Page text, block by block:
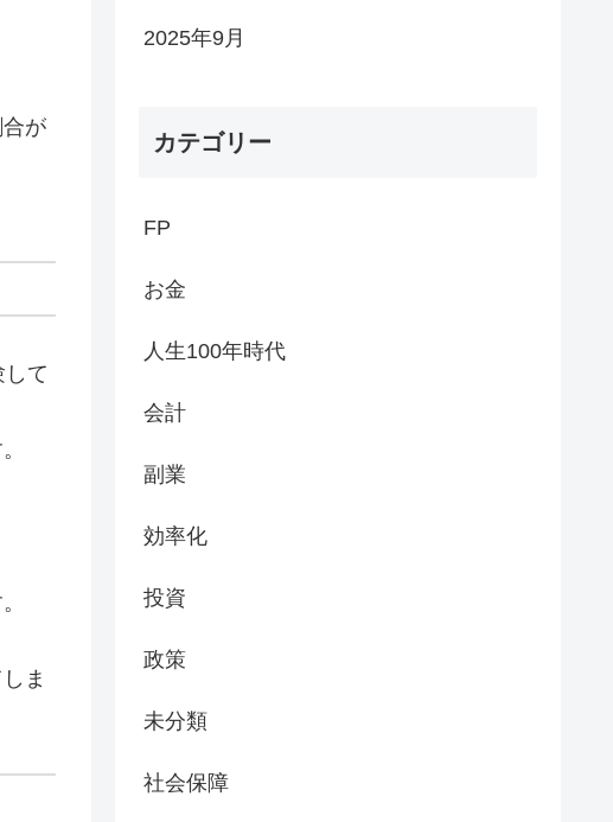
が
て
ま
2025年9月
カテゴリー
FP
お金
人生100年時代
会計
副業
効率化
投資
政策
未分類
社会保障